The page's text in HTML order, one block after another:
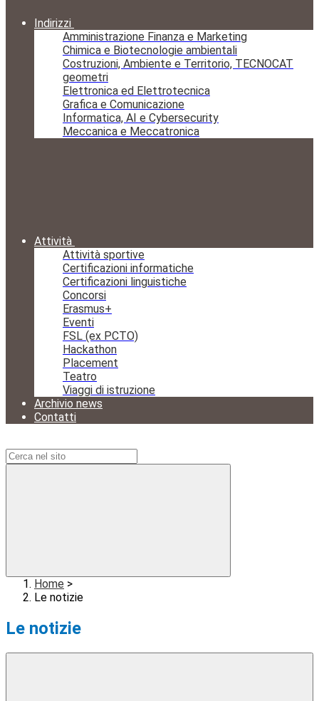
Indirizzi
Amministrazione Finanza e Marketing
Chimica e Biotecnologie ambientali
Costruzioni, Ambiente e Territorio, TECNOCAT
geometri
Elettronica ed Elettrotecnica
Grafica e Comunicazione
Informatica, AI e Cybersecurity
Meccanica e Meccatronica
Attività
Attività sportive
Certificazioni informatiche
Certificazioni linguistiche
Concorsi
Erasmus+
Eventi
FSL (ex PCTO)
Hackathon
Placement
Teatro
Viaggi di istruzione
Archivio news
Contatti
Home >
Le notizie
Le notizie